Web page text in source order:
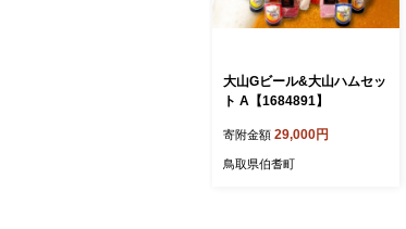
大山Gビール&大山ハムセッ
ト A【1684891】
寄附金額 29,000円
鳥取県伯耆町